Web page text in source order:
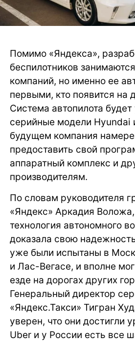
Помимо «Яндекса»,
беспилотников
компаний, но именно ее
первыми, кто появится на
Система автопилота
серийные модели Hyundai
будущем компания
предоставить свой
аппаратный комплекс и
производителям.
По словам руководителя
«Яндекс» Аркадия
технология автономного
доказала свою
уже были испытаны в
и Лас-Вегасе, и вполне
езде на дорогах других
Генеральный директор
«Яндекс.Такси» Тигран
уверен, что они достигли
Uber и у России есть все